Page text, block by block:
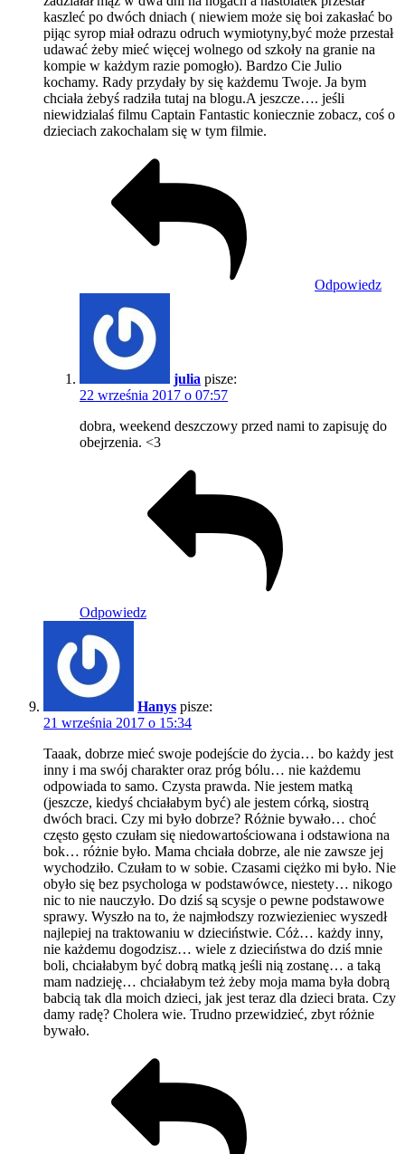
kaszleć po dwóch dniach ( niewiem może się boi zakasłać bo
pijąc syrop miał odrazu odruch wymiotyny,być może przestał
udawać żeby mieć więcej wolnego od szkoły na granie na
kompie w każdym razie pomogło). Bardzo Cie Julio
kochamy. Rady przydały by się każdemu Twoje. Ja bym
chciała żebyś radziła tutaj na blogu.A jeszcze…. jeśli
niewidzialaś filmu Captain Fantastic koniecznie zobacz, coś o
dzieciach zakochalam się w tym filmie.
Odpowiedz
julia pisze:
22 września 2017 o 07:57
dobra, weekend deszczowy przed nami to zapisuję do
obejrzenia. <3
Odpowiedz
Hanys pisze:
21 września 2017 o 15:34
Taaak, dobrze mieć swoje podejście do życia… bo każdy jest
inny i ma swój charakter oraz próg bólu… nie każdemu
odpowiada to samo. Czysta prawda. Nie jestem matką
(jeszcze, kiedyś chciałabym być) ale jestem córką, siostrą
dwóch braci. Czy mi było dobrze? Różnie bywało… choć
często gęsto czułam się niedowartościowana i odstawiona na
bok… różnie było. Mama chciała dobrze, ale nie zawsze jej
wychodziło. Czułam to w sobie. Czasami ciężko mi było. Nie
obyło się bez psychologa w podstawówce, niestety… nikogo
nic to nie nauczyło. Do dziś są scysje o pewne podstawowe
sprawy. Wyszło na to, że najmłodszy rozwiezieniec wyszedł
najlepiej na traktowaniu w dzieciństwie. Cóż… każdy inny,
nie każdemu dogodzisz… wiele z dzieciństwa do dziś mnie
boli, chciałabym być dobrą matką jeśli nią zostanę… a taką
mam nadzieję… chciałabym też żeby moja mama była dobrą
babcią tak dla moich dzieci, jak jest teraz dla dzieci brata. Czy
damy radę? Cholera wie. Trudno przewidzieć, zbyt różnie
bywało.